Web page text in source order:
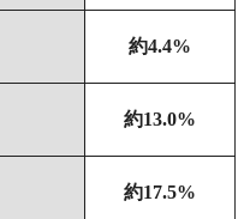
約4.4%
約13.0%
約17.5%